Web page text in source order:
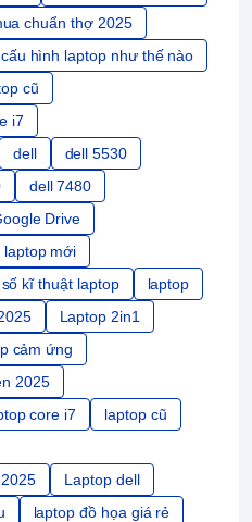
chuẩn thợ 2025
hình laptop như thế nào
cũ
i7
dell
dell 5530
dell 7480
Drive
laptop mới
kĩ thuật laptop
laptop
Laptop 2in1
cảm ứng
2025
core i7
laptop cũ
Laptop dell
laptop đồ họa giá rẻ